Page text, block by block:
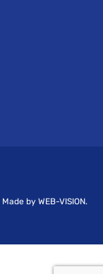
Made by WEB-VISION.